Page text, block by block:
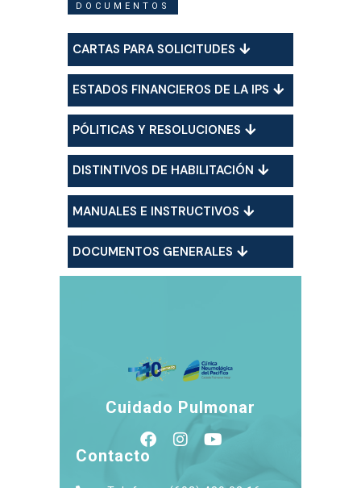
DOCUMENTOS
CARTAS PARA SOLICITUDES
ESTADOS FINANCIEROS DE LA IPS
PÓLITICAS Y RESOLUCIONES
DISTINTIVOS DE HABILITACIÓN
MANUALES E INSTRUCTIVOS
DOCUMENTOS GENERALES
Cuidado Pulmonar
Contacto